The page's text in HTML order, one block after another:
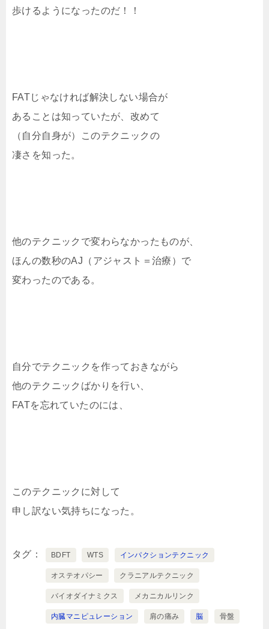
歩けるようになったのだ！！
FATじゃなければ解決しない場合が
あることは知っていたが、改めて
（自分自身が）このテクニックの
凄さを知った。
他のテクニックで変わらなかったものが、
ほんの数秒のAJ（アジャスト＝治療）で
変わったのである。
自分でテクニックを作っておきながら
他のテクニックばかりを行い、
FATを忘れていたのには、
このテクニックに対して
申し訳ない気持ちになった。
タグ BDFT WTS インパクションテクニック
オステオパシー クラニアルテクニック
バイオダイナミクス メカニカルリンク
内臓マニピュレーション 肩の痛み 脳 骨盤